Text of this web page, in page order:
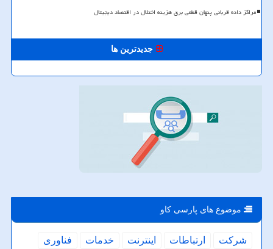
مراکز داده قربانی پنهان قطعی برق هزینه اختلال در اقتصاد دیجیتال
جدیدترین ها
موضوع های پارسی كاو
شركت ارتباطات اینترنت خدمات
فناوری